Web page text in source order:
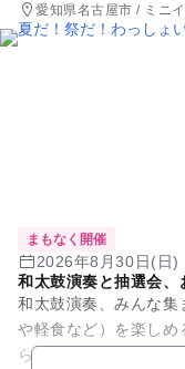
愛知県名古屋市 / ミニ
まもなく開催
2026年8月30日(日)
和太鼓演奏と抽選会、
和太鼓演奏、みんな集
や軽食など）を楽し
ら12:00の予定です。